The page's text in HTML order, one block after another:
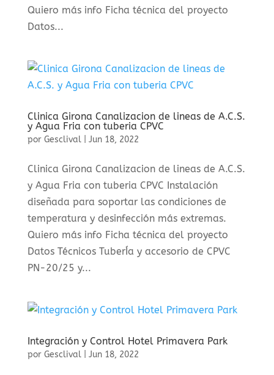
Quiero más info Ficha técnica del proyecto
Datos...
Clinica Girona Canalizacion de lineas de A.C.S.
y Agua Fria con tuberia CPVC
por Gesclival| Jun 18, 2022
Clinica Girona Canalizacion de lineas de A.C.S.
y Agua Fria con tuberia CPVC Instalación
diseñada para soportar las condiciones de
temperatura y desinfección más extremas.
Quiero más info Ficha técnica del proyecto
Datos Técnicos TuberÍa y accesorio de CPVC
PN-20/25 y...
Integración y Control Hotel Primavera Park
por Gesclival| Jun 18, 2022